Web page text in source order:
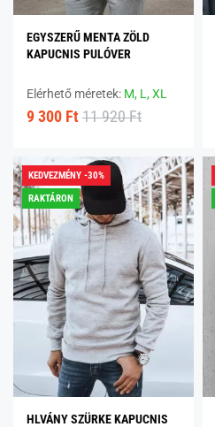
EGYSZERŰ MENTA ZÖLD
KAPUCNIS PULÓVER
Elérhető méretek: M, L,XL
9 300 Ft 11 920 Ft
KEDVEZMÉNY -30%
RAKTÁRON
HLVÁNY SZÜRKE KAPUCNIS